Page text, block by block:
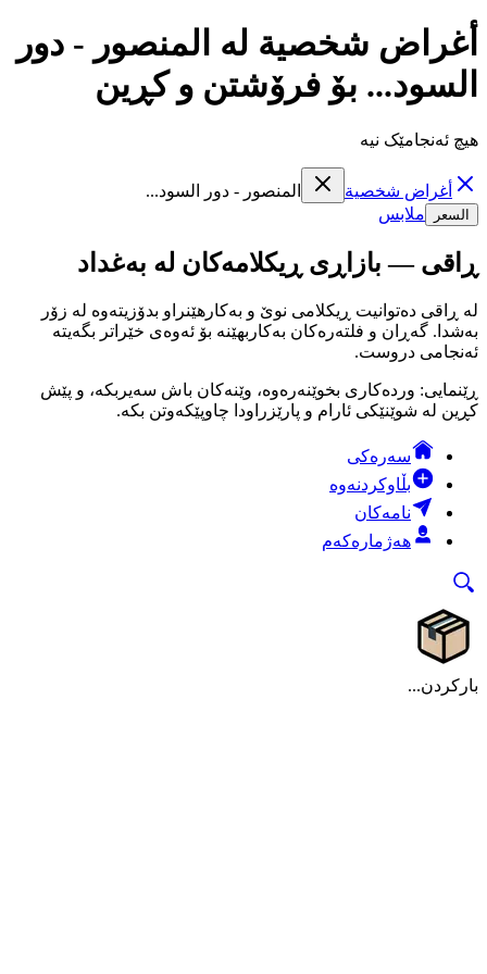
أغراض شخصية لە المنصور - دور
السود... بۆ فرۆشتن و کڕین
هیچ ئەنجامێک نیە
أغراض شخصية المنصور - دور السود...
السعر ملابس
ڕاقی — بازاڕی ڕیکلامەکان لە بەغداد
لە ڕاقی دەتوانیت ڕیکلامی نوێ و بەکارهێنراو بدۆزیتەوە لە زۆر
بەشدا. گەڕان و فلتەرەکان بەکاربهێنە بۆ ئەوەی خێراتر بگەیتە
ئەنجامی دروست.
ڕێنمایی: وردەکاری بخوێنەرەوە، وێنەکان باش سەیربکە، و پێش
کڕین لە شوێنێکی ئارام و پارێزراودا چاوپێکەوتن بکە.
سەرەکی
بڵاوکردنەوە
نامەکان
هەژمارەکەم
بارکردن...